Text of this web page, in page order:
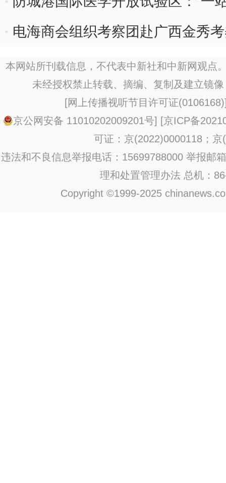
市
电海商会组织考察团赴广西金秀
本网站所刊载信息，不代表中新社和中新网观点
未经授权禁止转载、摘编、复制及建立镜
[网上传播视听节目许可证(0106168)
京公网安备 11010202009201号] [京ICP备
可证：京(2022)0000118；京
违法和不良信息举报电话：15699788000 举报邮
理和处置管理办法 总机：
Copyright ©1999-2025